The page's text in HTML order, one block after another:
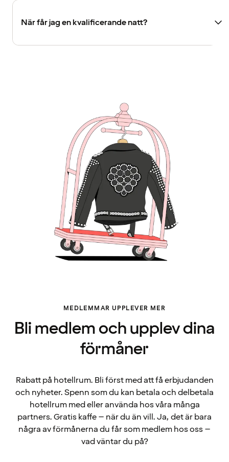
När får jag en kvalificerande natt?
MEDLEMMAR UPPLEVER MER
Bli medlem och upplev dina
förmåner
Rabatt på hotellrum. Bli först med att få erbjudanden
och nyheter. Spenn som du kan betala och delbetala
hotellrum med eller använda hos våra många
partners. Gratis kaffe – när du än vill. Ja, det är bara
några av förmånerna du får som medlem hos oss –
vad väntar du på?